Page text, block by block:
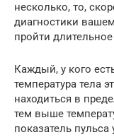
несколько, то,
диагностики
пройти
Каждый, у кого
температура тела
находиться в
тем выше
показатель